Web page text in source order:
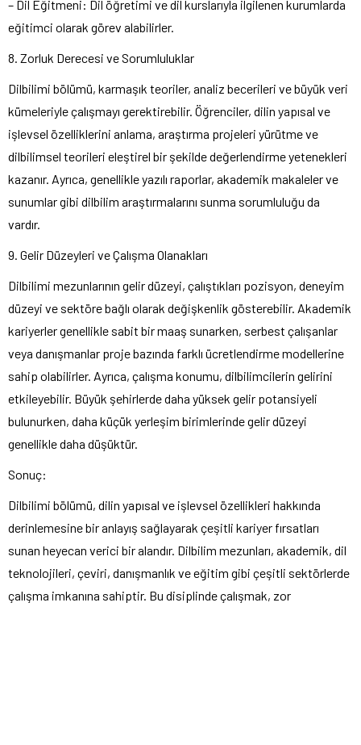
– Dil Eğitmeni: Dil öğretimi ve dil kurslarıyla ilgilenen kurumlarda
eğitimci olarak görev alabilirler.
8. Zorluk Derecesi ve Sorumluluklar
Dilbilimi bölümü, karmaşık teoriler, analiz becerileri ve büyük veri
kümeleriyle çalışmayı gerektirebilir. Öğrenciler, dilin yapısal ve
işlevsel özelliklerini anlama, araştırma projeleri yürütme ve
dilbilimsel teorileri eleştirel bir şekilde değerlendirme yetenekleri
kazanır. Ayrıca, genellikle yazılı raporlar, akademik makaleler ve
sunumlar gibi dilbilim araştırmalarını sunma sorumluluğu da
vardır.
9. Gelir Düzeyleri ve Çalışma Olanakları
Dilbilimi mezunlarının gelir düzeyi, çalıştıkları pozisyon, deneyim
düzeyi ve sektöre bağlı olarak değişkenlik gösterebilir. Akademik
kariyerler genellikle sabit bir maaş sunarken, serbest çalışanlar
veya danışmanlar proje bazında farklı ücretlendirme modellerine
sahip olabilirler. Ayrıca, çalışma konumu, dilbilimcilerin gelirini
etkileyebilir. Büyük şehirlerde daha yüksek gelir potansiyeli
bulunurken, daha küçük yerleşim birimlerinde gelir düzeyi
genellikle daha düşüktür.
Sonuç:
Dilbilimi bölümü, dilin yapısal ve işlevsel özellikleri hakkında
derinlemesine bir anlayış sağlayarak çeşitli kariyer fırsatları
sunan heyecan verici bir alandır. Dilbilim mezunları, akademik, dil
teknolojileri, çeviri, danışmanlık ve eğitim gibi çeşitli sektörlerde
çalışma imkanına sahiptir. Bu disiplinde çalışmak, zor